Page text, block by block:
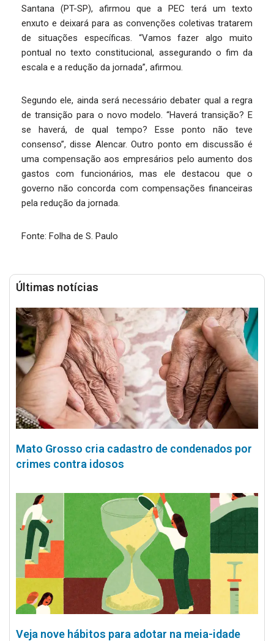
Santana (PT-SP), afirmou que a PEC terá um texto
enxuto e deixará para as convenções coletivas tratarem
de situações específicas. “Vamos fazer algo muito
pontual no texto constitucional, assegurando o fim da
escala e a redução da jornada”, afirmou.
Segundo ele, ainda será necessário debater qual a regra
de transição para o novo modelo. “Haverá transição? E
se haverá, de qual tempo? Esse ponto não teve
consenso”, disse Alencar. Outro ponto em discussão é
uma compensação aos empresários pelo aumento dos
gastos com funcionários, mas ele destacou que o
governo não concorda com compensações financeiras
pela redução da jornada.
Fonte: Folha de S. Paulo
Últimas notícias
Mato Grosso cria cadastro de condenados por
crimes contra idosos
Veja nove hábitos para adotar na meia-idade